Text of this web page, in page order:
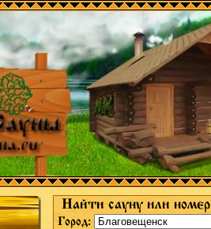
Найти сауну или номер
Город: